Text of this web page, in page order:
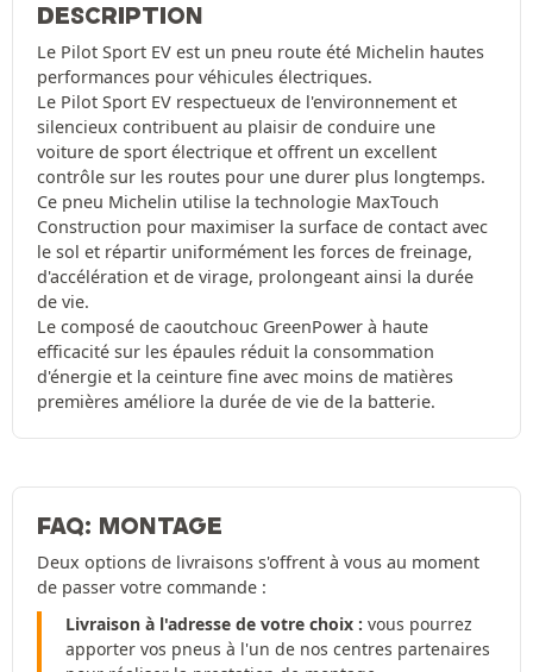
DESCRIPTION
Le Pilot Sport EV est un pneu route été Michelin hautes
performances pour véhicules électriques.
Le Pilot Sport EV respectueux de l'environnement et
silencieux contribuent au plaisir de conduire une
voiture de sport électrique et offrent un excellent
contrôle sur les routes pour une durer plus longtemps.
Ce pneu Michelin utilise la technologie MaxTouch
Construction pour maximiser la surface de contact avec
le sol et répartir uniformément les forces de freinage,
d'accélération et de virage, prolongeant ainsi la durée
de vie.
Le composé de caoutchouc GreenPower à haute
efficacité sur les épaules réduit la consommation
d'énergie et la ceinture fine avec moins de matières
premières améliore la durée de vie de la batterie.
FAQ: MONTAGE
Deux options de livraisons s'offrent à vous au moment
de passer votre commande :
Livraison à l'adresse de votre choix : vous pourrez
apporter vos pneus à l'un de nos centres partenaires